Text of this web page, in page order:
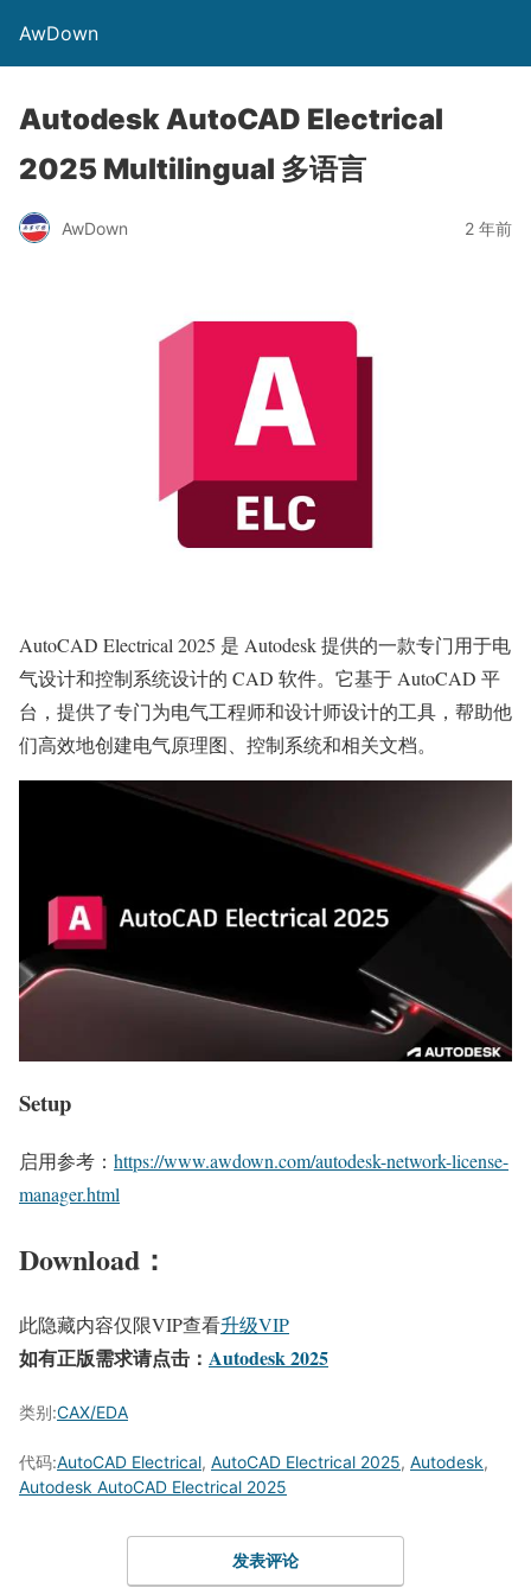
AwDown
Autodesk AutoCAD Electrical
2025 Multilingual 多语言
AwDown 2 年前
AutoCAD Electrical 2025 是 Autodesk 提供的一款专门用于电
气设计和控制系统设计的 CAD 软件。它基于 AutoCAD 平
台，提供了专门为电气工程师和设计师设计的工具，帮助他
们高效地创建电气原理图、控制系统和相关文档。
Setup
启用参考： https://www.awdown.com/autodesk-network-license-
manager.html
Download：
此隐藏内容仅限VIP查看升级VIP
如有正版需求请点击： Autodesk 2025
类别:CAX/EDA
代码:AutoCAD Electrical, AutoCAD Electrical 2025, Autodesk,
Autodesk AutoCAD Electrical 2025
发表评论